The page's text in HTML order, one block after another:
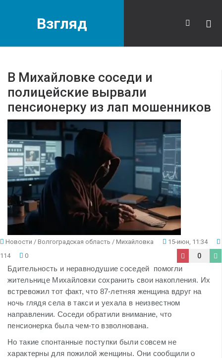
Взгляд
В Михайловке соседи и
полицейские вырвали
пенсионерку из лап мошенников
Новости / Волгоградская область / Михайловка
15-июн, 11:34
114
0 0
Бдительность и неравнодушие соседей помогли
жительнице Михайловки сохранить свои накопления. Их
встревожил тот факт, что 87-летняя женщина вдруг на
ночь глядя села в такси и уехала в неизвестном
направлении. Соседи обратили внимание, что
пенсионерка была чем-то взволнована.
Но такие спонтанные поступки были совсем не
характерны для пожилой женщины. Они сообщили о